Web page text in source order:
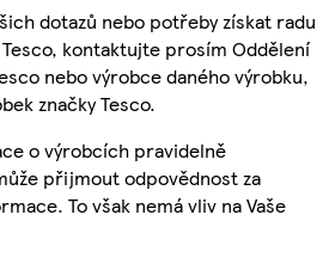
dotazů nebo potřeby získat radu
kontaktujte prosím Oddělení
nebo výrobce daného výrobku,
značky Tesco.
o výrobcích pravidelně
přijmout odpovědnost za
To však nemá vliv na Vaše